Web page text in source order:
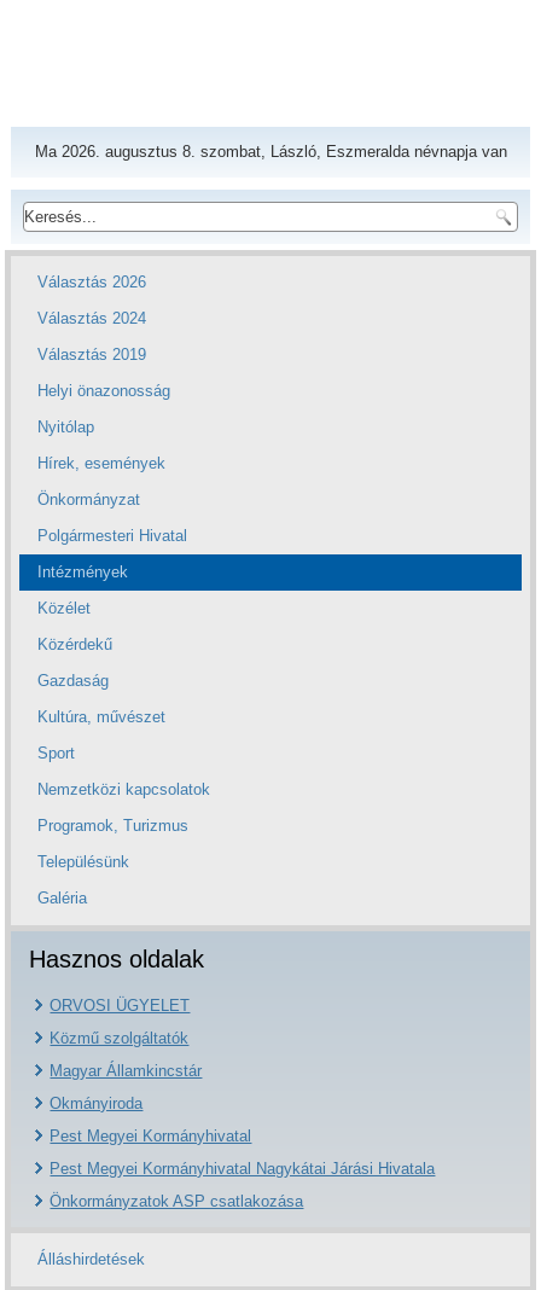
Ma 2026. augusztus 8. szombat, László, Eszmeralda névnapja van
Választás 2026
Választás 2024
Választás 2019
Helyi önazonosság
Nyitólap
Hírek, események
Önkormányzat
Polgármesteri Hivatal
Intézmények
Közélet
Közérdekű
Gazdaság
Kultúra, művészet
Sport
Nemzetközi kapcsolatok
Programok, Turizmus
Településünk
Galéria
Hasznos oldalak
ORVOSI ÜGYELET
Közmű szolgáltatók
Magyar Államkincstár
Okmányiroda
Pest Megyei Kormányhivatal
Pest Megyei Kormányhivatal Nagykátai Járási Hivatala
Önkormányzatok ASP csatlakozása
Álláshirdetések